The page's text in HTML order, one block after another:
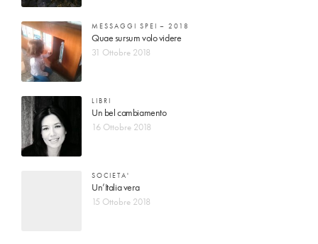
MESSAGGI SPEI – 2018
Quae sursum volo videre
31 Ottobre 2018
LIBRI
Un bel cambiamento
16 Ottobre 2018
SOCIETA'
Un’Italia vera
15 Ottobre 2018